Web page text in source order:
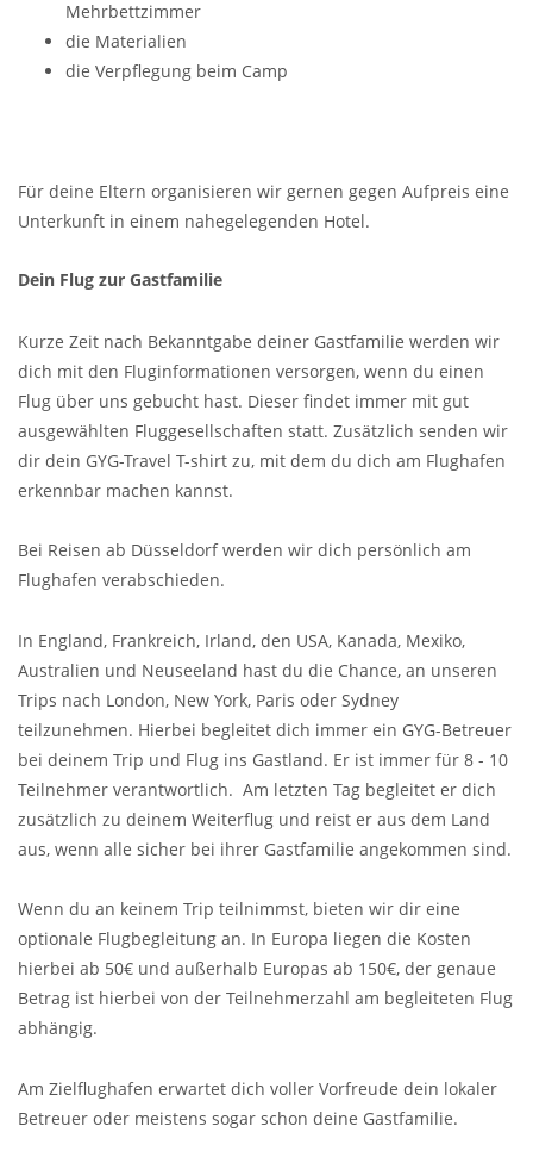
Mehrbettzimmer
die Materialien
die Verpflegung beim Camp
Für deine Eltern organisieren wir gernen gegen Aufpreis eine
Unterkunft in einem nahegelegenden Hotel.
Dein Flug zur Gastfamilie
Kurze Zeit nach Bekanntgabe deiner Gastfamilie werden wir
dich mit den Fluginformationen versorgen, wenn du einen
Flug über uns gebucht hast. Dieser findet immer mit gut
ausgewählten Fluggesellschaften statt. Zusätzlich senden wir
dir dein GYG-Travel T-shirt zu, mit dem du dich am Flughafen
erkennbar machen kannst.
Bei Reisen ab Düsseldorf werden wir dich persönlich am
Flughafen verabschieden.
In England, Frankreich, Irland, den USA, Kanada, Mexiko,
Australien und Neuseeland hast du die Chance, an unseren
Trips nach London, New York, Paris oder Sydney
teilzunehmen. Hierbei begleitet dich immer ein GYG-Betreuer
bei deinem Trip und Flug ins Gastland. Er ist immer für 8 - 10
Teilnehmer verantwortlich. Am letzten Tag begleitet er dich
zusätzlich zu deinem Weiterflug und reist er aus dem Land
aus, wenn alle sicher bei ihrer Gastfamilie angekommen sind.
Wenn du an keinem Trip teilnimmst, bieten wir dir eine
optionale Flugbegleitung an. In Europa liegen die Kosten
hierbei ab 50€ und außerhalb Europas ab 150€, der genaue
Betrag ist hierbei von der Teilnehmerzahl am begleiteten Flug
abhängig.
Am Zielflughafen erwartet dich voller Vorfreude dein lokaler
Betreuer oder meistens sogar schon deine Gastfamilie.